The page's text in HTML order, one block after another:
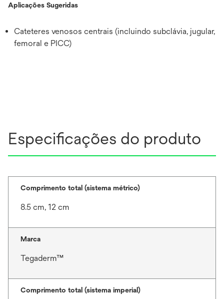
Aplicações Sugeridas
Cateteres venosos centrais (incluindo subclávia, jugular,
femoral e PICC)
Especificações do produto
Comprimento total (sistema métrico)
8.5 cm, 12 cm
Marca
Tegaderm™
Comprimento total (sistema imperial)